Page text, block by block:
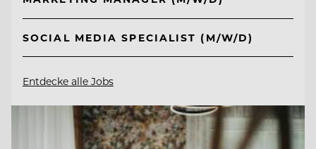
SOCIAL MEDIA SPECIALIST (M/W/D)
Entdecke alle Jobs